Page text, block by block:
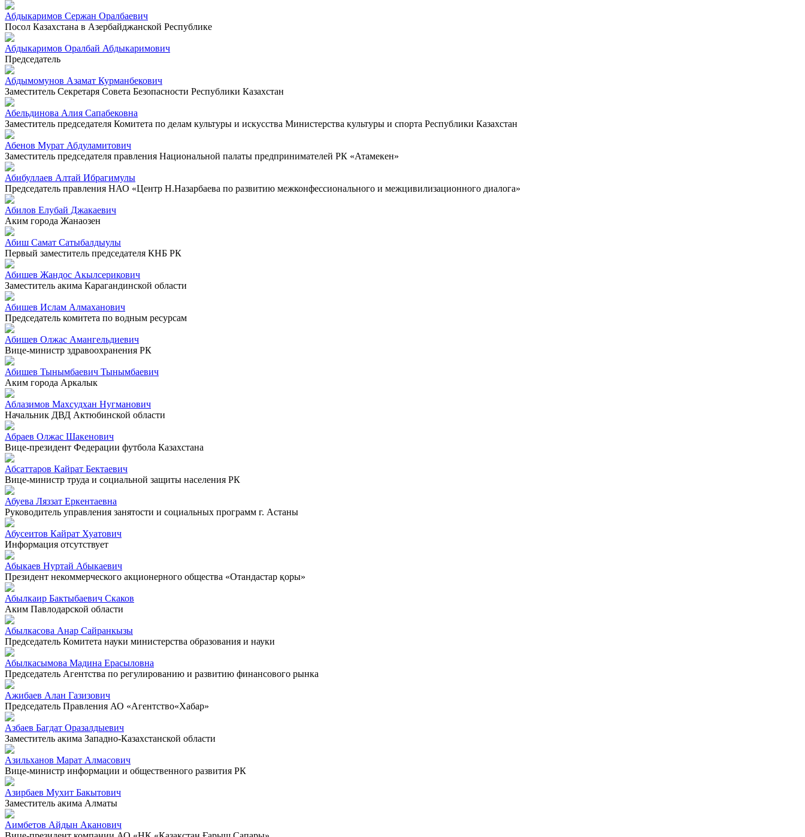
Абдыкаримов Сержан Оралбаевич
Посол Казахстана в Азербайджанской Республике
Абдыкаримов Оралбай Абдыкаримович
Председатель
Абдымомунов Азамат Курманбекович
Заместитель Секретаря Совета Безопасности Республики Казахстан
Абельдинова Алия Сапабековна
Заместитель председателя Комитета по делам культуры и искусства Министерства культуры и спорта Республики Казахстан
Абенов Мурат Абдуламитович
Заместитель председателя правления Национальной палаты предпринимателей РК «Атамекен»
Абибуллаев Алтай Ибрагимулы
Председатель правления НАО «Центр Н.Назарбаева по развитию межконфессионального и межцивилизационного диалога»
Абилов Елубай Джакаевич
Аким города Жанаозен
Абиш Самат Сатыбалдыулы
Первый заместитель председателя КНБ РК
Абишев Жандос Акылсерикович
Заместитель акима Карагандинской области
Абишев Ислам Алмаханович
Председатель комитета по водным ресурсам
Абишев Олжас Амангельдиевич
Вице-министр здравоохранения РК
Абишев Тынымбаевич Тынымбаевич
Аким города Аркалык
Аблазимов Махсудхан Нугманович
Начальник ДВД Актюбинской области
Абраев Олжас Шакенович
Вице-президент Федерации футбола Казахстана
Абсаттаров Кайрат Бектаевич
Вице-министр труда и социальной защиты населения РК
Абуева Ляззат Еркентаевна
Руководитель управления занятости и социальных программ г. Астаны
Абусеитов Кайрат Хуатович
Информация отсутствует
Абыкаев Нуртай Абыкаевич
Президент некоммерческого акционерного общества «Отандастар қоры»
Абылкаир Бактыбаевич Скаков
Аким Павлодарской области
Абылкасова Анар Сайранкызы
Председатель Комитета науки министерства образования и науки
Абылкасымова Мадина Ерасыловна
Председатель Агентства по регулированию и развитию финансового рынка
Ажибаев Алан Газизович
Председатель Правления АО «Агентство«Хабар»
Азбаев Багдат Оразалдыевич
Заместитель акима Западно-Казахстанской области
Азильханов Марат Алмасович
Вице-министр информации и общественного развития РК
Азирбаев Мухит Бакытович
Заместитель акима Алматы
Аимбетов Айдын Аканович